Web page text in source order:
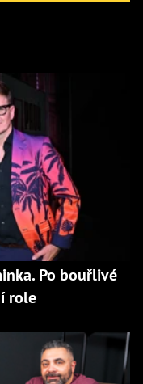
Po bouřlivé
role